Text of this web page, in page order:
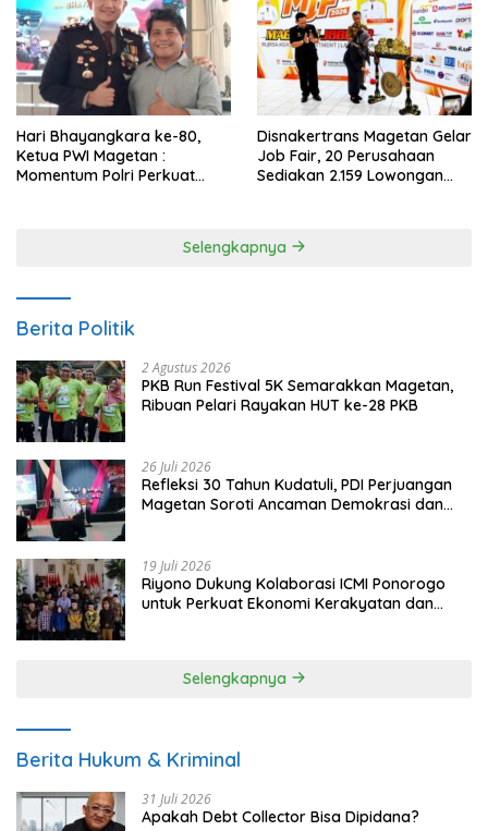
Hari Bhayangkara ke-80,
Ketua PWI Magetan :
Momentum Polri Perkuat
Disnakertrans Magetan Gelar
Job Fair, 20 Perusahaan
Sediakan 2.159 Lowongan
Selengkapnya
Berita Politik
2 Agustus 2026
PKB Run Festival 5K Semarakkan Magetan,
Ribuan Pelari Rayakan HUT ke-28 PKB
26 Juli 2026
Refleksi 30 Tahun Kudatuli, PDI Perjuangan
Magetan Soroti Ancaman Demokrasi dan
19 Juli 2026
Riyono Dukung Kolaborasi ICMI Ponorogo
untuk Perkuat Ekonomi Kerakyatan dan
Selengkapnya
Berita Hukum & Kriminal
31 Juli 2026
Apakah Debt Collector Bisa Dipidana?